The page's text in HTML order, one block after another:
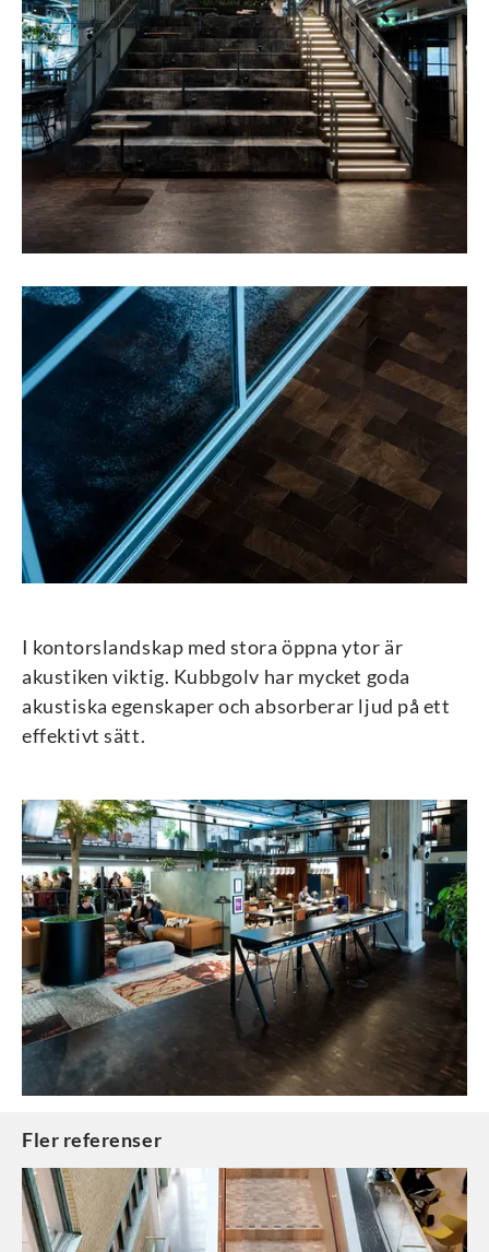
I kontorslandskap med stora öppna ytor är
akustiken viktig. Kubbgolv har mycket goda
akustiska egenskaper och absorberar ljud på ett
effektivt sätt.
Fler referenser